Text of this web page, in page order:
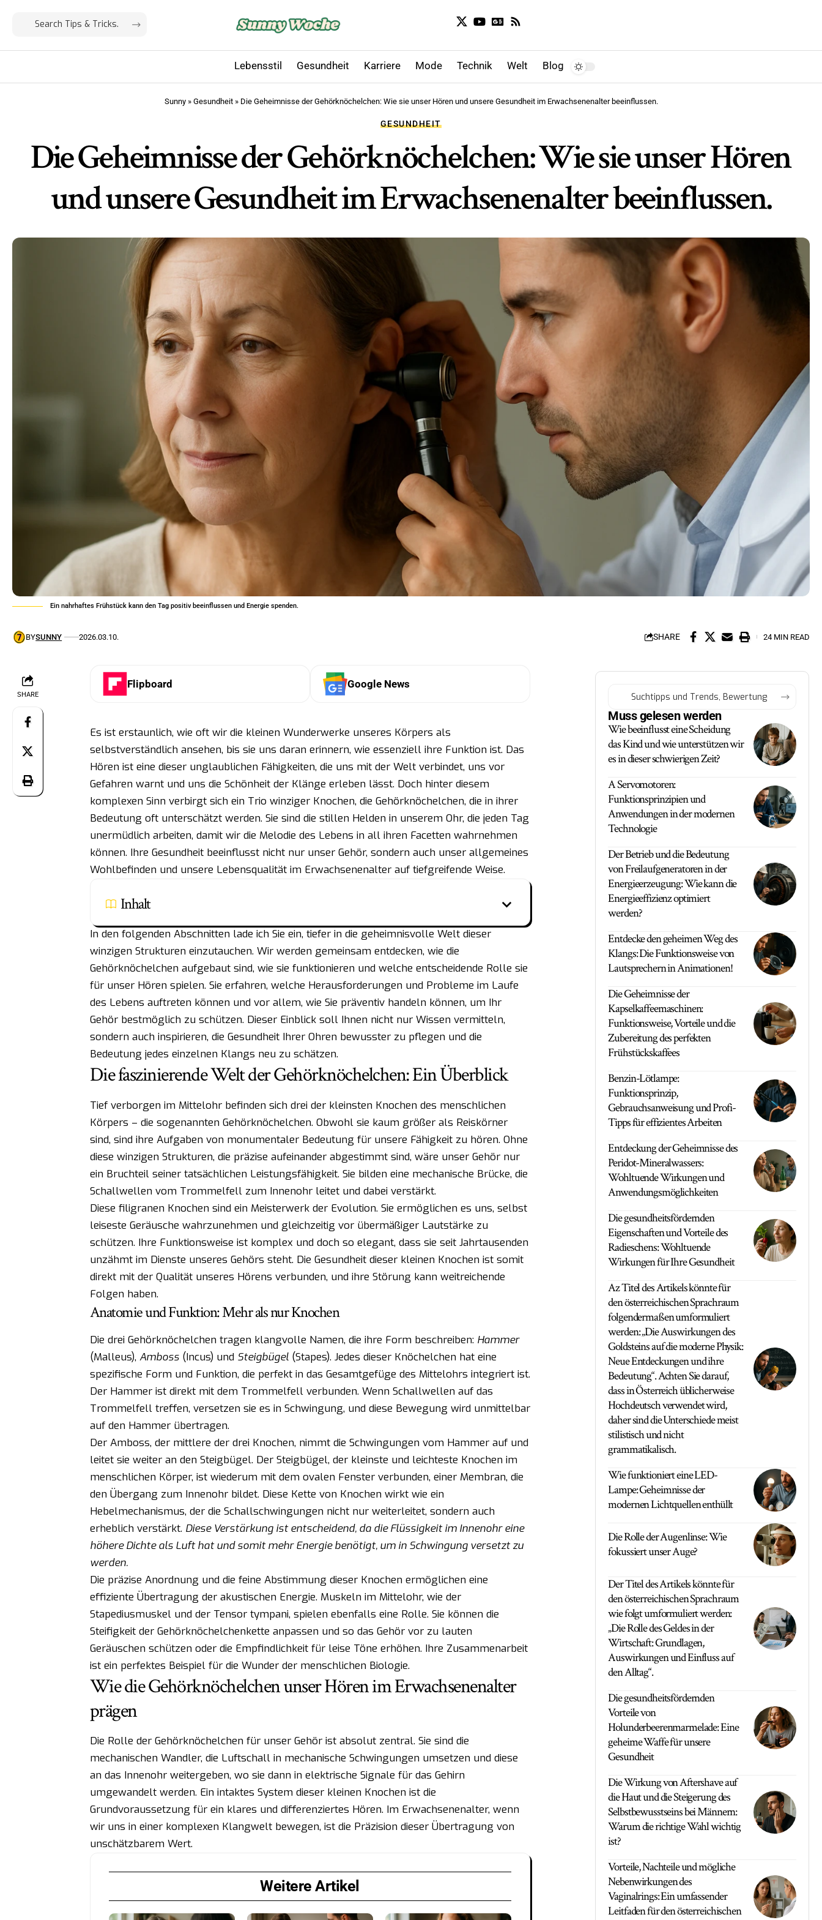
Lebensstil Gesundheit Karriere Mode Technik Welt Blog
Sunny» Gesundheit» Die Geheimnisse der Gehörknöchelchen: Wie sie unser Hören und unsere Gesundheit im Erwachsenenalter beeinflussen.
GESUNDHEIT
Die Geheimnisse der Gehörknöchelchen: Wie sie unser Hören
und unsere Gesundheit im Erwachsenenalter beeinflussen.
Ein nahrhaftes Frühstück kann den Tag positiv beeinflussen und Energie spenden.
BYSUNNY 2026.03.10. SHARE 24 MIN READ
SHARE
Flipboard Google News
Es ist erstaunlich, wie oft wir die kleinen Wunderwerke unseres Körpers als
selbstverständlich ansehen, bis sie uns daran erinnern, wie essenziell ihre Funktion ist. Das
Hören ist eine dieser unglaublichen Fähigkeiten, die uns mit der Welt verbindet, uns vor
Gefahren warnt und uns die Schönheit der Klänge erleben lässt. Doch hinter diesem
komplexen Sinn verbirgt sich ein Trio winziger Knochen, die Gehörknöchelchen, die in ihrer
Bedeutung oft unterschätzt werden. Sie sind die stillen Helden in unserem Ohr, die jeden Tag
unermüdlich arbeiten, damit wir die Melodie des Lebens in all ihren Facetten wahrnehmen
können. Ihre Gesundheit beeinflusst nicht nur unser Gehör, sondern auch unser allgemeines
Wohlbefinden und unsere Lebensqualität im Erwachsenenalter auf tiefgreifende Weise.
Inhalt
In den folgenden Abschnitten lade ich Sie ein, tiefer in die geheimnisvolle Welt dieser
winzigen Strukturen einzutauchen. Wir werden gemeinsam entdecken, wie die
Gehörknöchelchen aufgebaut sind, wie sie funktionieren und welche entscheidende Rolle sie
für unser Hören spielen. Sie erfahren, welche Herausforderungen und Probleme im Laufe
des Lebens auftreten können und vor allem, wie Sie präventiv handeln können, um Ihr
Gehör bestmöglich zu schützen. Dieser Einblick soll Ihnen nicht nur Wissen vermitteln,
sondern auch inspirieren, die Gesundheit Ihrer Ohren bewusster zu pflegen und die
Bedeutung jedes einzelnen Klangs neu zu schätzen.
Die faszinierende Welt der Gehörknöchelchen: Ein Überblick
Tief verborgen im Mittelohr befinden sich drei der kleinsten Knochen des menschlichen
Körpers – die sogenannten Gehörknöchelchen. Obwohl sie kaum größer als Reiskörner
sind, sind ihre Aufgaben von monumentaler Bedeutung für unsere Fähigkeit zu hören. Ohne
diese winzigen Strukturen, die präzise aufeinander abgestimmt sind, wäre unser Gehör nur
ein Bruchteil seiner tatsächlichen Leistungsfähigkeit. Sie bilden eine mechanische Brücke, die
Schallwellen vom Trommelfell zum Innenohr leitet und dabei verstärkt.
Diese filigranen Knochen sind ein Meisterwerk der Evolution. Sie ermöglichen es uns, selbst
leiseste Geräusche wahrzunehmen und gleichzeitig vor übermäßiger Lautstärke zu
schützen. Ihre Funktionsweise ist komplex und doch so elegant, dass sie seit Jahrtausenden
unzähmt im Dienste unseres Gehörs steht. Die Gesundheit dieser kleinen Knochen ist somit
direkt mit der Qualität unseres Hörens verbunden, und ihre Störung kann weitreichende
Folgen haben.
Anatomie und Funktion: Mehr als nur Knochen
Die drei Gehörknöchelchen tragen klangvolle Namen, die ihre Form beschreiben: Hammer
(Malleus), Amboss(Incus) und Steigbügel(Stapes). Jedes dieser Knöchelchen hat eine
spezifische Form und Funktion, die perfekt in das Gesamtgefüge des Mittelohrs integriert ist.
Der Hammer ist direkt mit dem Trommelfell verbunden. Wenn Schallwellen auf das
Trommelfell treffen, versetzen sie es in Schwingung, und diese Bewegung wird unmittelbar
auf den Hammer übertragen.
Der Amboss, der mittlere der drei Knochen, nimmt die Schwingungen vom Hammer auf und
leitet sie weiter an den Steigbügel. Der Steigbügel, der kleinste und leichteste Knochen im
menschlichen Körper, ist wiederum mit dem ovalen Fenster verbunden, einer Membran, die
den Übergang zum Innenohr bildet. Diese Kette von Knochen wirkt wie ein
Hebelmechanismus, der die Schallschwingungen nicht nur weiterleitet, sondern auch
erheblich verstärkt. Diese Verstärkung ist entscheidend, da die Flüssigkeit im Innenohr eine
höhere Dichte als Luft hat und somit mehr Energie benötigt, um in Schwingung versetzt zu
werden.
Die präzise Anordnung und die feine Abstimmung dieser Knochen ermöglichen eine
effiziente Übertragung der akustischen Energie. Muskeln im Mittelohr, wie der
Stapediusmuskel und der Tensor tympani, spielen ebenfalls eine Rolle. Sie können die
Steifigkeit der Gehörknöchelchenkette anpassen und so das Gehör vor zu lauten
Geräuschen schützen oder die Empfindlichkeit für leise Töne erhöhen. Ihre Zusammenarbeit
ist ein perfektes Beispiel für die Wunder der menschlichen Biologie.
Wie die Gehörknöchelchen unser Hören im Erwachsenenalter
prägen
Die Rolle der Gehörknöchelchen für unser Gehör ist absolut zentral. Sie sind die
mechanischen Wandler, die Luftschall in mechanische Schwingungen umsetzen und diese
an das Innenohr weitergeben, wo sie dann in elektrische Signale für das Gehirn
umgewandelt werden. Ein intaktes System dieser kleinen Knochen ist die
Grundvoraussetzung für ein klares und differenziertes Hören. Im Erwachsenenalter, wenn
wir uns in einer komplexen Klangwelt bewegen, ist die Präzision dieser Übertragung von
unschätzbarem Wert.
Weitere Artikel
Muss gelesen werden
Wie beeinflusst eine Scheidung
das Kind und wie unterstützen wir
es in dieser schwierigen Zeit?
A Servomotoren:
Funktionsprinzipien und
Anwendungen in der modernen
Technologie
Der Betrieb und die Bedeutung
von Freilaufgeneratoren in der
Energieerzeugung: Wie kann die
Energieeffizienz optimiert
werden?
Entdecke den geheimen Weg des
Klangs: Die Funktionsweise von
Lautsprechern in Animationen!
Die Geheimnisse der
Kapselkaffeemaschinen:
Funktionsweise, Vorteile und die
Zubereitung des perfekten
Frühstückskaffees
Benzin-Lötlampe:
Funktionsprinzip,
Gebrauchsanweisung und Profi-
Tipps für effizientes Arbeiten
Entdeckung der Geheimnisse des
Peridot-Mineralwassers:
Wohltuende Wirkungen und
Anwendungsmöglichkeiten
Die gesundheitsfördernden
Eigenschaften und Vorteile des
Radieschens: Wohltuende
Wirkungen für Ihre Gesundheit
Az Titel des Artikels könnte für
den österreichischen Sprachraum
folgendermaßen umformuliert
werden: „Die Auswirkungen des
Goldsteins auf die moderne Physik:
Neue Entdeckungen und ihre
Bedeutung“. Achten Sie darauf,
dass in Österreich üblicherweise
Hochdeutsch verwendet wird,
daher sind die Unterschiede meist
stilistisch und nicht
grammatikalisch.
Wie funktioniert eine LED-
Lampe: Geheimnisse der
modernen Lichtquellen enthüllt
Die Rolle der Augenlinse: Wie
fokussiert unser Auge?
Der Titel des Artikels könnte für
den österreichischen Sprachraum
wie folgt umformuliert werden:
„Die Rolle des Geldes in der
Wirtschaft: Grundlagen,
Auswirkungen und Einfluss auf
den Alltag“.
Die gesundheitsfördernden
Vorteile von
Holunderbeerenmarmelade: Eine
geheime Waffe für unsere
Gesundheit
Die Wirkung von Aftershave auf
die Haut und die Steigerung des
Selbstbewusstseins bei Männern:
Warum die richtige Wahl wichtig
ist?
Vorteile, Nachteile und mögliche
Nebenwirkungen des
Vaginalrings: Ein umfassender
Leitfaden für den österreichischen